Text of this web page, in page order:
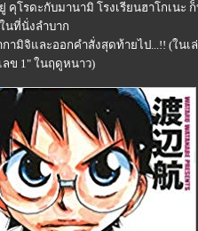
โรดะกับมานามิ โรงเรียนฮาโกเนะ
นที่นั่งลำบาก
ามิจิและออกคำสั่งสุดท้ายไป...!! (ใน
ข 1" ในฤดูหนาว)